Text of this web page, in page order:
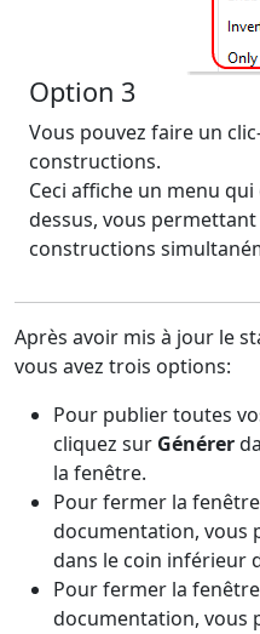
Option 3
Vous pouvez faire un
constructions.
Ceci affiche un menu
dessus, vous
constructions
Après avoir mis à jour le
vous avez trois options:
Pour publier toutes
cliquez sur Générer
la fenêtre.
Pour fermer la
documentation, vous
dans le coin inférieur
Pour fermer la
documentation, vous